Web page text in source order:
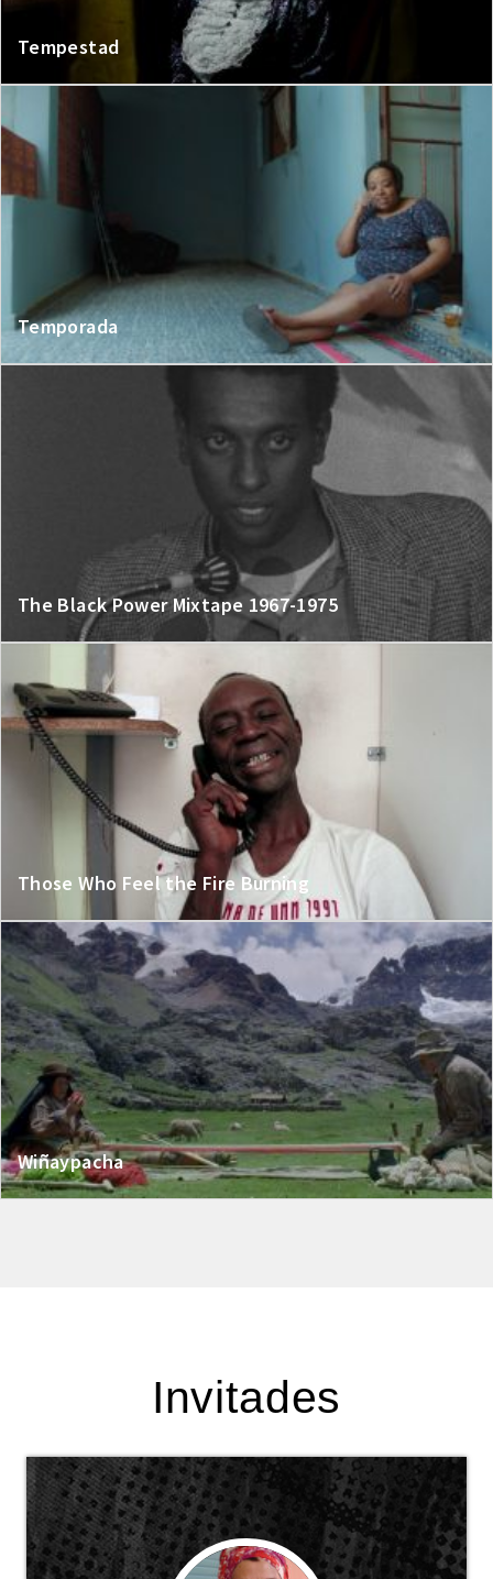
Tempestad
Temporada
The Black Power Mixtape 1967-1975
Those Who Feel the Fire Burning
Wiñaypacha
Invitades